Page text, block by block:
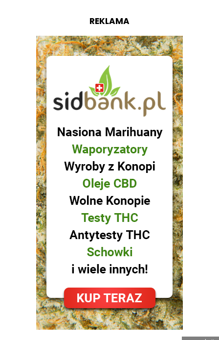
REKLAMA